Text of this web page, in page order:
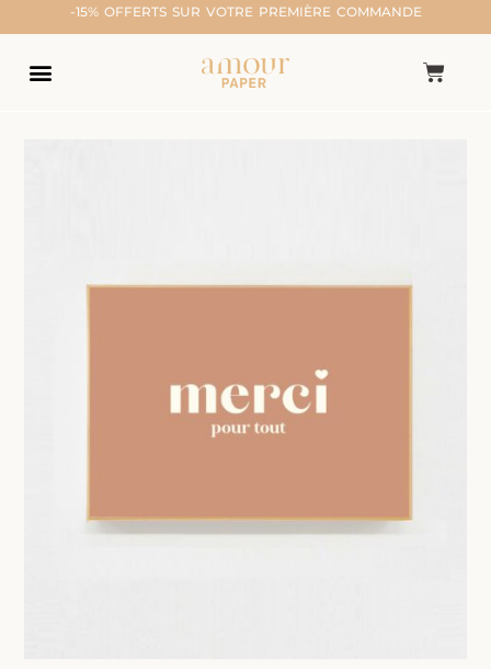
-15% OFFERTS SUR VOTRE PREMIÈRE COMMANDE